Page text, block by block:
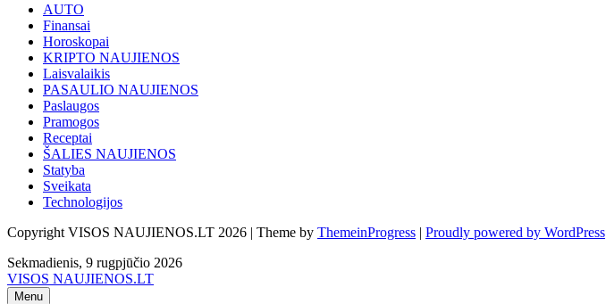
AUTO
Finansai
Horoskopai
KRIPTO NAUJIENOS
Laisvalaikis
PASAULIO NAUJIENOS
Paslaugos
Pramogos
Receptai
ŠALIES NAUJIENOS
Statyba
Sveikata
Technologijos
Copyright VISOS NAUJIENOS.LT 2026 | Theme by ThemeinProgress | Proudly powered by WordPress
Sekmadienis, 9 rugpjūčio 2026
VISOS NAUJIENOS.LT
Menu